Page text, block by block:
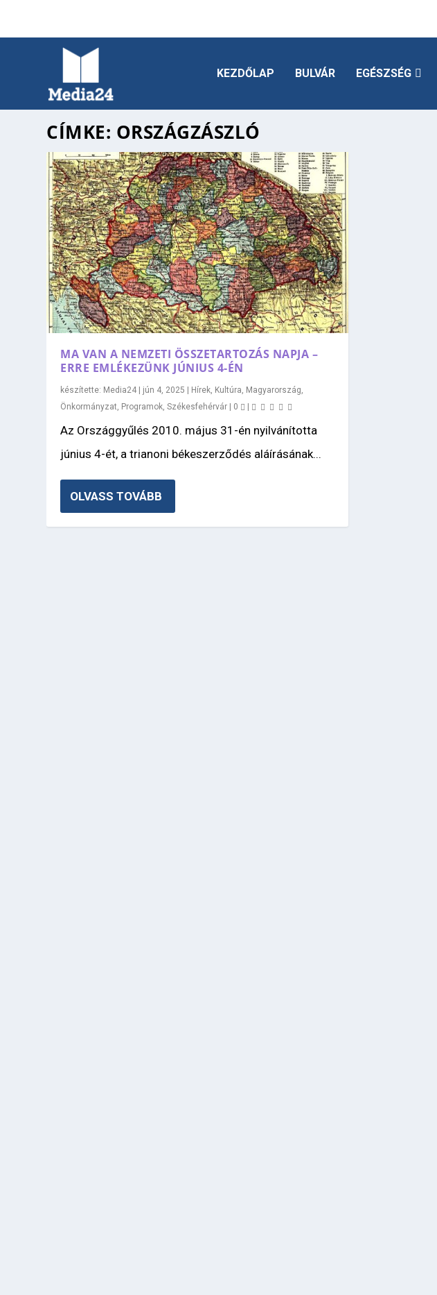
KEZDŐLAP BULVÁR EGÉSZSÉG
CÍMKE: ORSZÁGZÁSZLÓ
MA VAN A NEMZETI ÖSSZETARTOZÁS NAPJA –
ERRE EMLÉKEZÜNK JÚNIUS 4-ÉN
készítette: Media24 | jún 4, 2025 | Hírek, Kultúra, Magyarország,
Önkormányzat, Programok,Székesfehérvár | 0 |
Az Országgyűlés 2010. május 31-én nyilvánította
június 4-ét, a trianoni békeszerződés aláírásának...
OLVASS TOVÁBB